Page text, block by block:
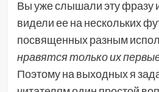
Вы уже слышали эту фразу
видели ее на нескольких
посвященных разным
нравятся только их
Поэтому на выходных я